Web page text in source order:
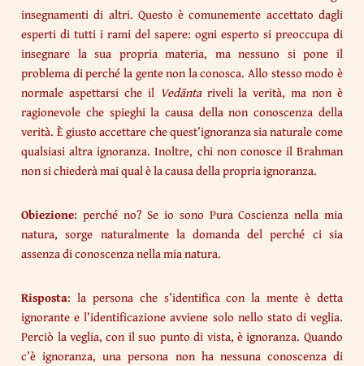
insegnamenti di altri. Questo è comunemente accettato dagli
esperti di tutti i rami del sapere: ogni esperto si preoccupa di
insegnare la sua propria materia, ma nessuno si pone il
problema di perché la gente non la conosca. Allo stesso modo è
normale aspettarsi che il Vedāntariveli la verità, ma non è
ragionevole che spieghi la causa della non conoscenza della
verità. È giusto accettare che quest’ignoranza sia naturale come
qualsiasi altra ignoranza. Inoltre, chi non conosce il Brahman
non si chiederà mai qual è la causa della propria ignoranza.
Obiezione: perché no? Se io sono Pura Coscienza nella mia
natura, sorge naturalmente la domanda del perché ci sia
assenza di conoscenza nella mia natura.
Risposta: la persona che s’identifica con la mente è detta
ignorante e l’identificazione avviene solo nello stato di veglia.
Perciò la veglia, con il suo punto di vista, è ignoranza. Quando
c’è ignoranza, una persona non ha nessuna conoscenza di